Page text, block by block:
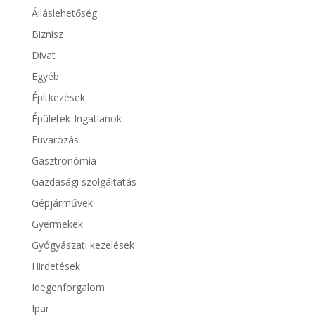
Álláslehetőség
Biznisz
Divat
Egyéb
Építkezések
Épületek-Ingatlanok
Fuvarozás
Gasztronómia
Gazdasági szolgáltatás
Gépjárművek
Gyermekek
Gyógyászati kezelések
Hirdetések
Idegenforgalom
Ipar